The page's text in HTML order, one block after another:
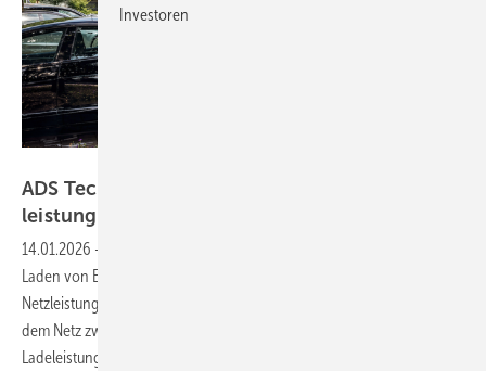
ADS Tec Energy: Booster für
leistungsbegrenzte
14.01.2026 -
Laden von E-Fahrzeugen selbst an Standorten mit begrenzter
Netzleistung. Durch den integrierten Batteriespeicher wird Strom aus
dem Netz zwischengespeichert und mit bis zu 300 Kilowatt
Ladeleistung an zwei Fahrzeuge abgegeben – ohne teure
Investoren